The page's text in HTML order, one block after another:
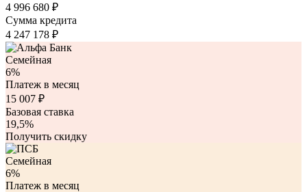
4 996 680 ₽
Сумма кредита
4 247 178 ₽
Семейная
6%
Платеж в месяц
15 007 ₽
Базовая ставка
19,5%
Получить скидку
Семейная
6%
Платеж в месяц